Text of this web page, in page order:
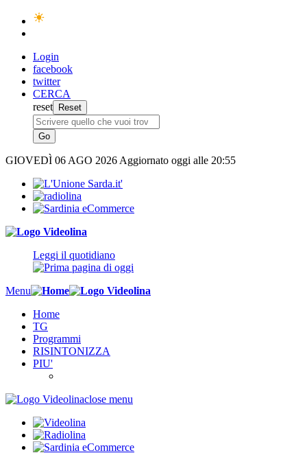
Login
facebook
twitter
CERCA
reset
GIOVEDÌ 06 AGO 2026 Aggiornato oggi alle 20:55
Leggi il quotidiano
Menu
Home
TG
Programmi
RISINTONIZZA
PIU'
close menu